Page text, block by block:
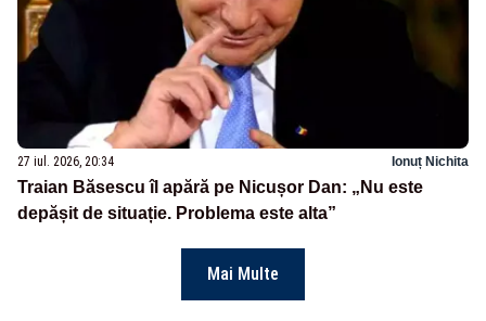
27 iul. 2026, 20:34 Ionuț Nichita
Traian Băsescu îl apără pe Nicușor Dan: „Nu este
depășit de situație. Problema este alta”
Mai Multe